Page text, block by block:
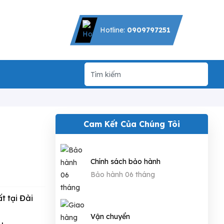
Hotline: 0909797251
tại Đài
Cam Kết Của Chúng Tôi
Chính sách bảo hành
Bảo hành 06 tháng
Vận chuyển